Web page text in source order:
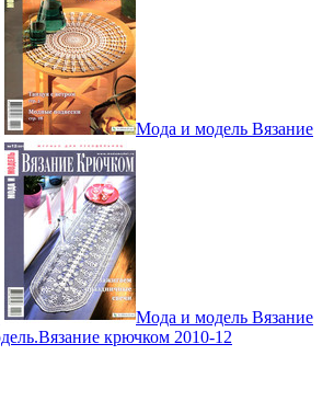
Мода и модель Вязание
Мода и модель Вязание
крючком 2010-12